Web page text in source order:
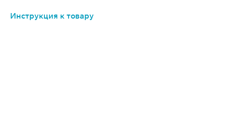
Инструкция к товару